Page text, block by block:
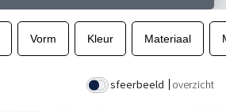
Vorm Kleur Materiaal
sfeerbeeld overzicht